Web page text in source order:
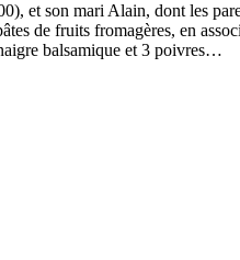
et son mari Alain, dont les
de fruits fromagères, en
balsamique et 3 poivres…